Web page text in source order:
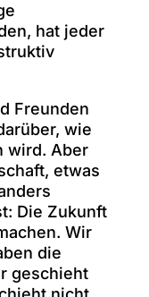
hat jeder
Freunden
wie
wird. Aber
etwas
Die Zukunft
Wir
die
geschieht